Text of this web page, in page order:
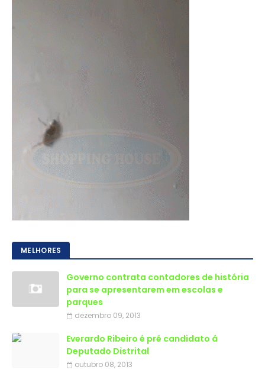
MELHORES
Governo contrata contadores de história
para se apresentarem em escolas e
parques
dezembro 09, 2013
Everardo Ribeiro é pré candidato á
Deputado Distrital
outubro 08, 2013